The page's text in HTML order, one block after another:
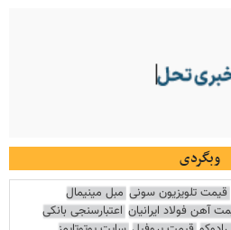
وبگردی
قیمت تلویزیون سونی مبل مینیمال
آهن فولاد ایرانیان اعتبارسنجی بانکی